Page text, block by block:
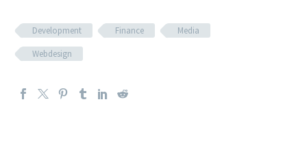
Development Finance
Media
Webdesign